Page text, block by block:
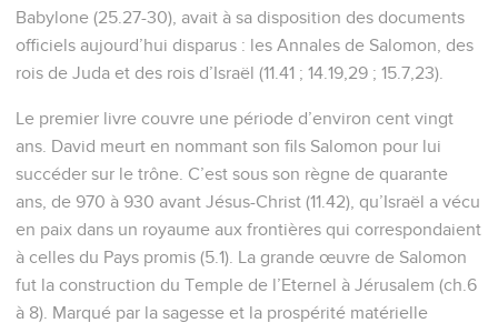
Babylone (25.27-30), avait à sa disposition des documents
officiels aujourd’hui disparus : les Annales de Salomon, des
rois de Juda et des rois d’Israël (11.41 ; 14.19,29 ; 15.7,23).
Le premier livre couvre une période d’environ cent vingt
ans. David meurt en nommant son fils Salomon pour lui
succéder sur le trône. C’est sous son règne de quarante
ans, de 970 à 930 avant Jésus-Christ (11.42), qu’Israël a vécu
en paix dans un royaume aux frontières qui correspondaient
à celles du Pays promis (5.1). La grande œuvre de Salomon
fut la construction du Temple de l’Eternel à Jérusalem (ch.6
à 8). Marqué par la sagesse et la prospérité matérielle